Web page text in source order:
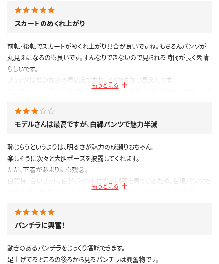
スカートのめくれ上がり
前転・後転でスカートがめくれ上がり具合が良いですね。もちろんパンツが
丸見えになるのも良いです。すんなりできないので見られる時間が長く素晴
らしいです。
ブリッジはなかなかの見応えですね、とんでもない見え方です。
マニアックな見方ですが、スカートに入れているブラウスの裾が見えてしまう
投稿者：ヒッサー
もっと見る
モデルさんは最高ですが、白綿パンツで魅力半減
恥じらうというよりは、明るさが魅力の成瀬りおちゃん。
楽しそうに次々と大胆ポーズを披露してくれます。
ただ、下着があまりにも残念。
白背景、白いマット、白がポイントになる制服を着ているため、白綿パンツで
は全体的に地味でそそりません。白綿パンツの見栄えの悪さばかり際立っ
モデルさんが素晴らしいだけに魅力が半減しています。
公開日：2021.08.03
このレビューは参考になりましたか？
0
もっと見る
パンチラに興奮！
動きのあるパンチラをじっくり堪能できます。
足上げてるところの後ろから見るパンチラは興奮物です。